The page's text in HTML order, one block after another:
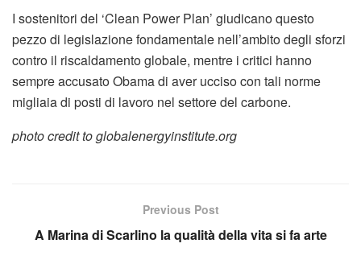
I sostenitori del ‘Clean Power Plan’ giudicano questo
pezzo di legislazione fondamentale nell’ambito degli sforzi
contro il riscaldamento globale, mentre i critici hanno
sempre accusato Obama di aver ucciso con tali norme
migliaia di posti di lavoro nel settore del carbone.
photo credit to globalenergyinstitute.org
Previous Post
A Marina di Scarlino la qualità della vita si fa arte